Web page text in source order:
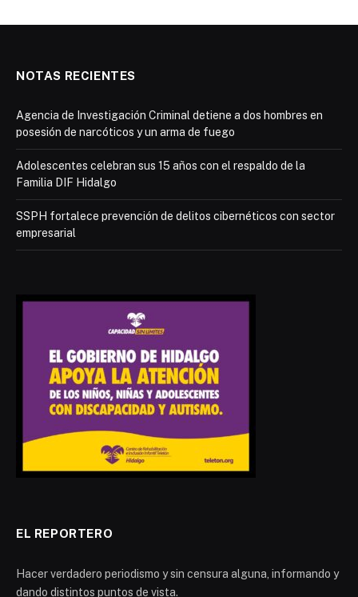
NOTAS RECIENTES
Agencia de Investigación Criminal detiene a dos hombres en
posesión de narcóticos y un arma de fuego
Adolescentes celebran sus 15 años con el respaldo de la
Familia DIF Hidalgo
SSPH fortalece prevención de delitos cibernéticos con sector
empresarial
EL REPORTERO
Hacer verdadero periodismo y sin censura alguna, informando y
dando distintos puntos de vista.